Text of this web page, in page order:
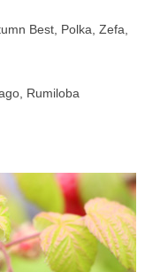
Best, Polka, Zefa,
Rumiloba